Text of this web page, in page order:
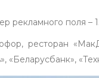
рекламного поля –
ресторан
«Беларусбанк»,